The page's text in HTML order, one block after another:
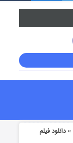
»دانلود فیلم